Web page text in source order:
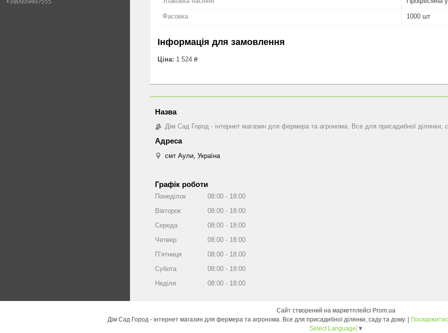
Фасовка 1000 шт
Інформація для замовлення
Ціна: 1 524 ₴
Дім Сад Город - інтернет магазин для фермера та агронома. Все для присадибної ділянки,
смт Аули, Україна
Графік роботи
Понеділок 08:00
18:00
Вівторок
08:00
18:00
Середа
08:00
18:00
Четвер
08:00
18:00
Пʼятниця
08:00
18:00
Субота
08:00
18:00
Неділя
08:00 18:00
Сайт створений на маркетплейсі Prom.ua
Дім Сад Город - інтернет магазин для фермера та агронома. Все для присадибної ділянки, саду та дому. |
Select Language ▼